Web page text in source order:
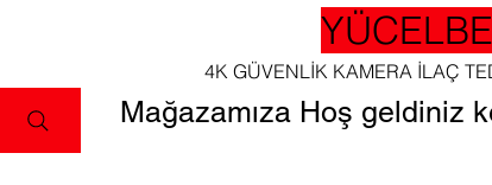
4K GÜVENLİK KAMERA İLAÇ
Mağazamıza Hoş geldiniz